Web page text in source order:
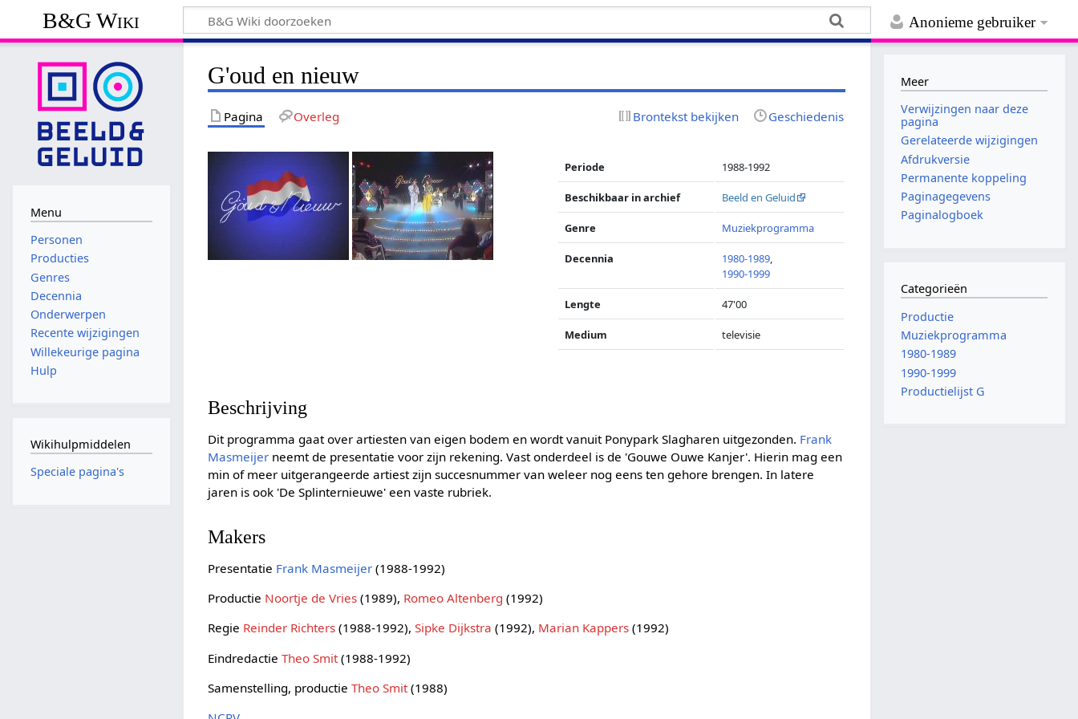
Anonieme gebruiker
B&G Wiki
G'oud en nieuw
Pagina Overleg Brontekst bekijken Geschiedenis
Periode 1988-1992
Beschikbaar in archief Beeld en Geluid
Genre Muziekprogramma
Decennia 1980-1989,
1990-1999
Lengte 47'00
Medium televisie
Beschrijving
Dit programma gaat over artiesten van eigen bodem en wordt vanuit Ponypark Slagharen uitgezonden. Frank
Masmeijer neemt de presentatie voor zijn rekening. Vast onderdeel is de 'Gouwe Ouwe Kanjer'. Hierin mag een
min of meer uitgerangeerde artiest zijn succesnummer van weleer nog eens ten gehore brengen. In latere
jaren is ook 'De Splinternieuwe' een vaste rubriek.
Makers
Presentatie Frank Masmeijer (1988-1992)
Productie Noortje de Vries (1989), Romeo Altenberg (1992)
Regie Reinder Richters (1988-1992),Sipke Dijkstra (1992), Marian Kappers (1992)
EindredactieTheo Smit (1988-1992)
Samenstelling, productieTheo Smit (1988)
Menu
Personen
Producties
Genres
Decennia
Onderwerpen
Recente wijzigingen
Willekeurige pagina
Hulp
Wikihulpmiddelen
Speciale pagina's
Meer
Verwijzingen naar deze
pagina
Gerelateerde wijzigingen
Afdrukversie
Permanente koppeling
Paginagegevens
Paginalogboek
Categorieën
Productie
Muziekprogramma
1980-1989
1990-1999
Productielijst G